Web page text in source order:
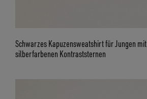
Schwarzes Kapuzensweatshirt für Jungen mit
silberfarbenen Kontraststernen